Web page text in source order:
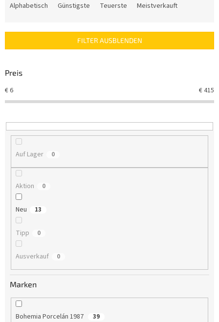
k
s
r
t
e
r
Alphabetisch Günstigste Teuerste Meistverkauft
FILTER AUSBLENDEN
Preis
€6 €415
Auf Lager 0
Aktion 0
Neu 13
Tipp 0
Ausverkauf 0
Marken
Bohemia Porcelán 1987 39